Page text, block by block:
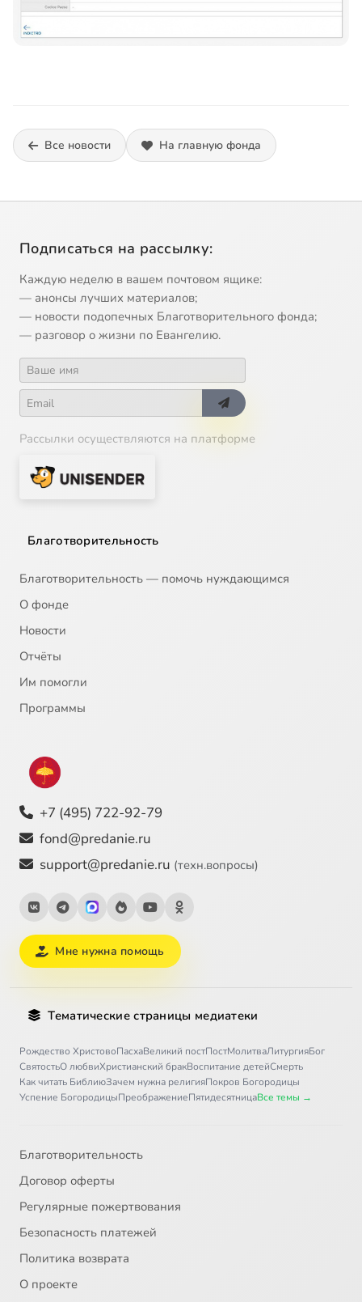
Все новости На главную фонда
Подписаться на рассылку:
Каждую неделю в вашем почтовом ящике:
— анонсы лучших материалов;
— новости подопечных Благотворительного фонда;
— разговор о жизни по Евангелию.
Рассылки осуществляются на платформе
Благотворительность
Благотворительность — помочь нуждающимся
О фонде
Новости
Отчёты
Им помогли
Программы
+7 (495) 722-92-79
fond@predanie.ru
support@predanie.ru (техн.вопросы)
Мне нужна помощь
Тематические страницы медиатеки
Рождество ХристовоПасхаВеликий постПостМолитваЛитургияБог
СвятостьО любвиХристианский бракВоспитание детейСмерть
Как читать БиблиюЗачем нужна религияПокров Богородицы
Успение БогородицыПреображениеПятидесятницаВсе темы →
Благотворительность
Договор оферты
Регулярные пожертвования
Безопасность платежей
Политика возврата
О проекте